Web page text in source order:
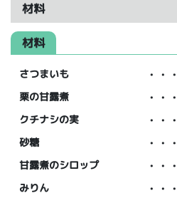
材料
材料
さつまいも ・・・
栗の甘露煮
・・・
クチナシの実
・・・
砂糖
・・・
甘露煮のシロップ
・・・
みりん
・・・